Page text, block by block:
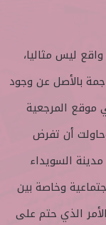
ليس مثاليا،
بالأصل عن وجود
المرجعية
أن تفرض
السويداء
وخاصة بين
الذي حتم على